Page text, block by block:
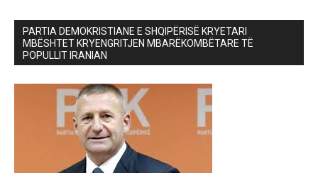
PARTIA DEMOKRISTIANE E SHQIPËRISË KRYETARI
MBËSHTET KRYENGRITJEN MBARËKOMBËTARE TË
POPULLIT IRANIAN